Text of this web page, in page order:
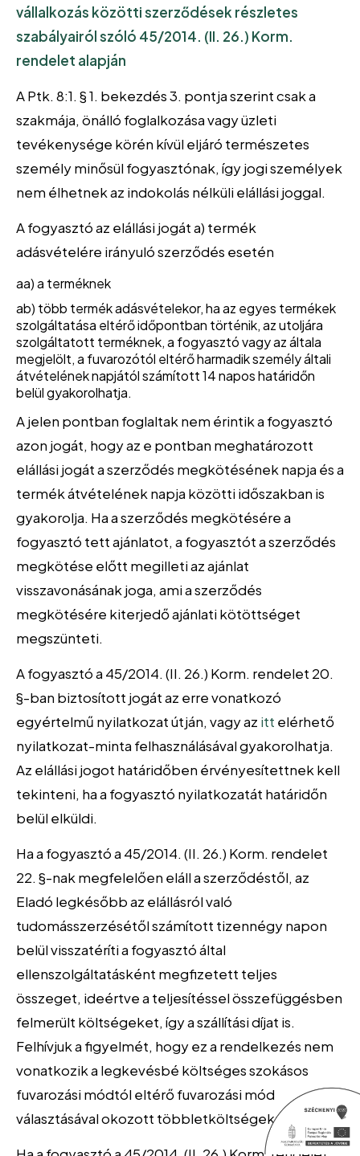
vállalkozás közötti szerződések részletes
szabályairól szóló 45/2014. (II. 26.) Korm.
rendelet alapján
A Ptk. 8:1. § 1. bekezdés 3. pontja szerint csak a
szakmája, önálló foglalkozása vagy üzleti
tevékenysége körén kívül eljáró természetes
személy minősül fogyasztónak, így jogi személyek
nem élhetnek az indokolás nélküli elállási joggal.
A fogyasztó az elállási jogát a) termék
adásvételére irányuló szerződés esetén
aa) a terméknek
ab) több termék adásvételekor, ha az egyes termékek
szolgáltatása eltérő időpontban történik, az utoljára
szolgáltatott terméknek, a fogyasztó vagy az általa
megjelölt, a fuvarozótól eltérő harmadik személy általi
átvételének napjától számított 14 napos határidőn
belül gyakorolhatja.
A jelen pontban foglaltak nem érintik a fogyasztó
azon jogát, hogy az e pontban meghatározott
elállási jogát a szerződés megkötésének napja és a
termék átvételének napja közötti időszakban is
gyakorolja. Ha a szerződés megkötésére a
fogyasztó tett ajánlatot, a fogyasztót a szerződés
megkötése előtt megilleti az ajánlat
visszavonásának joga, ami a szerződés
megkötésére kiterjedő ajánlati kötöttséget
megszünteti.
A fogyasztó a 45/2014. (II. 26.) Korm. rendelet 20.
§-ban biztosított jogát az erre vonatkozó
egyértelmű nyilatkozat útján, vagy az itt elérhető
nyilatkozat-minta felhasználásával gyakorolhatja.
Az elállási jogot határidőben érvényesítettnek kell
tekinteni, ha a fogyasztó nyilatkozatát határidőn
belül elküldi.
Ha a fogyasztó a 45/2014. (II. 26.) Korm. rendelet
22. §-nak megfelelően eláll a szerződéstől, az
Eladó legkésőbb az elállásról való
tudomásszerzésétől számított tizennégy napon
belül visszatéríti a fogyasztó által
ellenszolgáltatásként megfizetett teljes
összeget, ideértve a teljesítéssel összefüggésben
felmerült költségeket, így a szállítási díjat is.
Felhívjuk a figyelmét, hogy ez a rendelkezés nem
vonatkozik a legkevésbé költséges szokásos
fuvarozási módtól eltérő fuvarozási mód
választásával okozott többletköltségekre.